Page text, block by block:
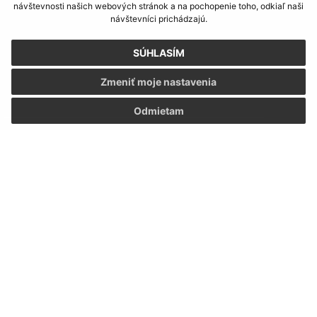
návštevnosti našich webových stránok a na pochopenie toho, odkiaľ naši
návštevníci prichádzajú.
SÚHLASÍM
Odmietam
Zmeniť moje nastavenia